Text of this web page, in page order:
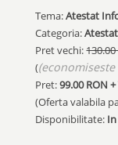
Tema:Atestat
Categoria:
Pret vechi:
((economiseste
Pret:99.00RON +
(Oferta valabila
Disponibilitate: